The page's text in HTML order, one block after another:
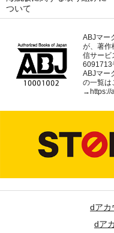
ついて
ABJマー
が、著作
信サービ
6091713
ABJマー
の一覧は
→ https://
dアカ
dア